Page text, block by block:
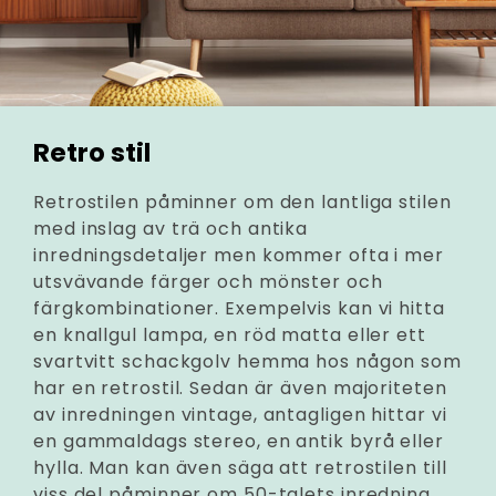
Retro stil
Retrostilen påminner om den lantliga stilen
med inslag av trä och antika
inredningsdetaljer men kommer ofta i mer
utsvävande färger och mönster och
färgkombinationer. Exempelvis kan vi hitta
en knallgul lampa, en röd matta eller ett
svartvitt schackgolv hemma hos någon som
har en retrostil. Sedan är även majoriteten
av inredningen vintage, antagligen hittar vi
en gammaldags stereo, en antik byrå eller
hylla. Man kan även säga att retrostilen till